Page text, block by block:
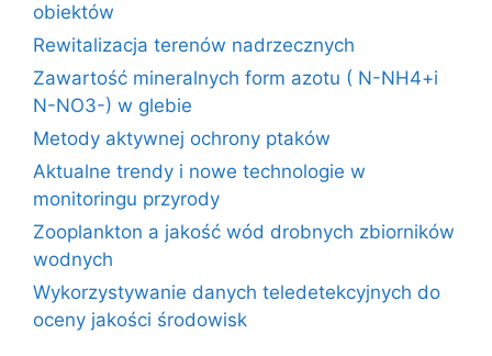
obiektów
Rewitalizacja terenów nadrzecznych
Zawartość mineralnych form azotu ( N-NH4+i
N-NO3-) w glebie
Metody aktywnej ochrony ptaków
Aktualne trendy i nowe technologie w
monitoringu przyrody
Zooplankton a jakość wód drobnych zbiorników
wodnych
Wykorzystywanie danych teledetekcyjnych do
oceny jakości środowisk